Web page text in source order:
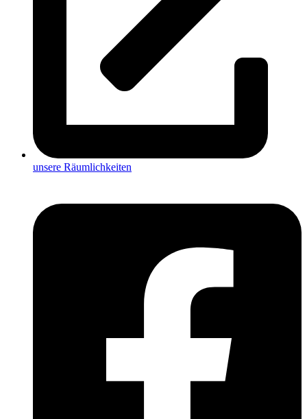
unsere Räumlichkeiten